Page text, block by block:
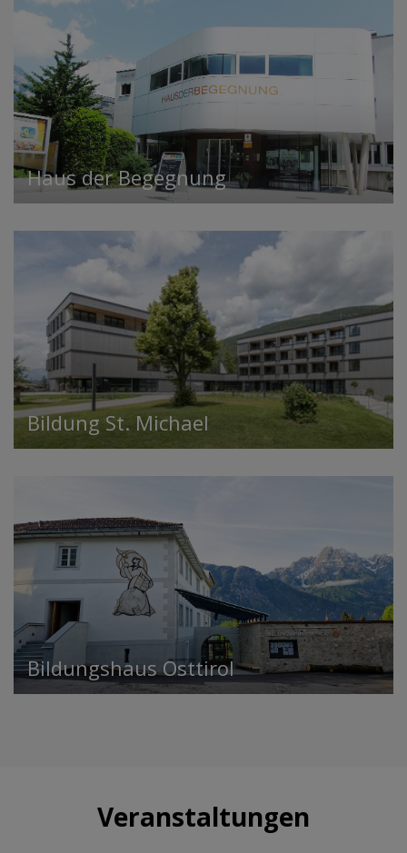
Haus der Begegnung
Bildung St. Michael
Bildungshaus Osttirol
Veranstaltungen